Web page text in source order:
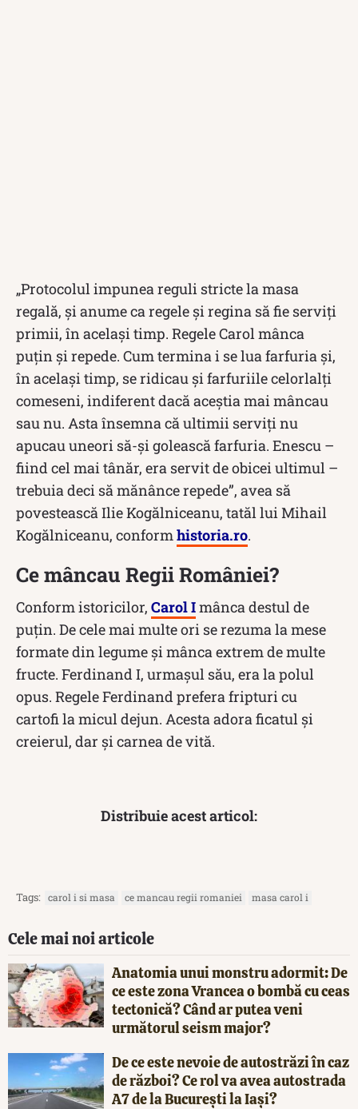
„Protocolul impunea reguli stricte la masa
regală, şi anume ca regele şi regina să fie serviţi
primii, în acelaşi timp. Regele Carol mânca
puţin şi repede. Cum termina i se lua farfuria şi,
în acelaşi timp, se ridicau şi farfuriile celorlalţi
comeseni, indiferent dacă aceştia mai mâncau
sau nu. Asta însemna că ultimii serviţi nu
apucau uneori să-şi golească farfuria. Enescu –
fiind cel mai tânăr, era servit de obicei ultimul –
trebuia deci să mănânce repede”, avea să
povestească Ilie Kogălniceanu, tatăl lui Mihail
Kogălniceanu, conformhistoria.ro.
Ce mâncau Regii României?
Conform istoricilor, Carol Imânca destul de
puțin. De cele mai multe ori se rezuma la mese
formate din legume şi mânca extrem de multe
fructe. Ferdinand I, urmașul său, era la polul
opus. Regele Ferdinand prefera fripturi cu
cartofi la micul dejun. Acesta adora ficatul și
creierul, dar și carnea de vită.
Distribuie acest articol:
Tags: carol i si masa ce mancau regii romaniei masa carol i
Cele mai noi articole
Anatomia unui monstru adormit: De
ce este zona Vrancea o bombă cu ceas
tectonică? Când ar putea veni
următorul seism major?
De ce este nevoie de autostrăzi în caz
de război? Ce rol va avea autostrada
A7 de la București la Iași?